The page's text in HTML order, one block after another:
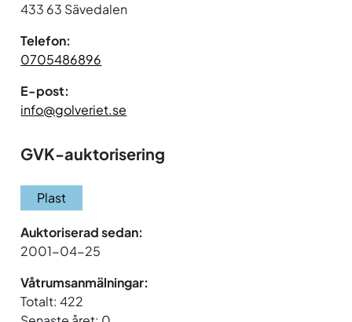
433 63 Sävedalen
Telefon:
0705486896
E-post:
info@golveriet.se
GVK-auktorisering
Plast
Auktoriserad sedan:
2001-04-25
Våtrumsanmälningar:
Totalt: 422